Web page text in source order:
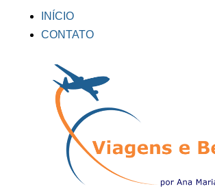
INÍCIO
CONTATO